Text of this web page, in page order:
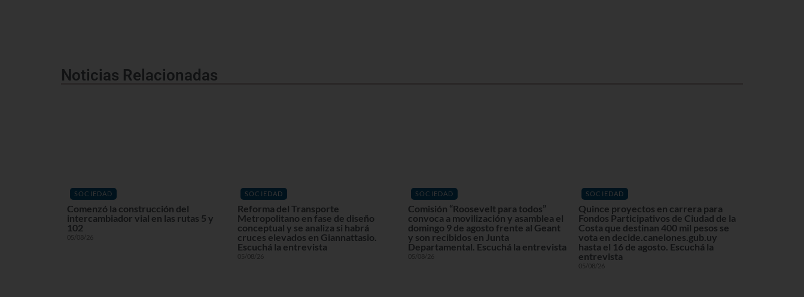
Noticias Relacionadas
SOCIEDAD
Comenzó la construcción del
intercambiador vial en las rutas 5 y
102
05/08/26
SOCIEDAD
Reforma del Transporte
Metropolitano en fase de diseño
conceptual y se analiza si habrá
cruces elevados en Giannattasio.
Escuchá la entrevista
05/08/26
SOCIEDAD
Comisión “Roosevelt para todos”
convoca a movilización y asamblea el
domingo 9 de agosto frente al Geant
y son recibidos en Junta
Departamental. Escuchá la entrevista
05/08/26
SOCIEDAD
Quince proyectos en carrera para
Fondos Participativos de Ciudad de la
Costa que destinan 400 mil pesos se
vota en decide.canelones.gub.uy
hasta el 16 de agosto. Escuchá la
entrevista
05/08/26